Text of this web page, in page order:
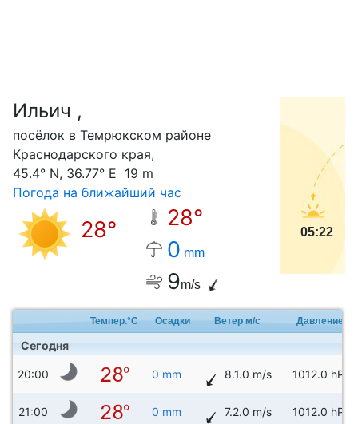
Ильич ,
посёлок в Темрюкском районе
Краснодарского края,
45.4° N, 36.77° E 19 m
Погода на ближайший час
28°
28°
0 mm
9m/s
05:22
Темпер.°C Осадки Ветер м/с Давление
Сегодня
20:00 0 mm 8.1.0 m/s 1012.0 hPa
21:00 0 mm 7.2.0 m/s 1012.0 hPa